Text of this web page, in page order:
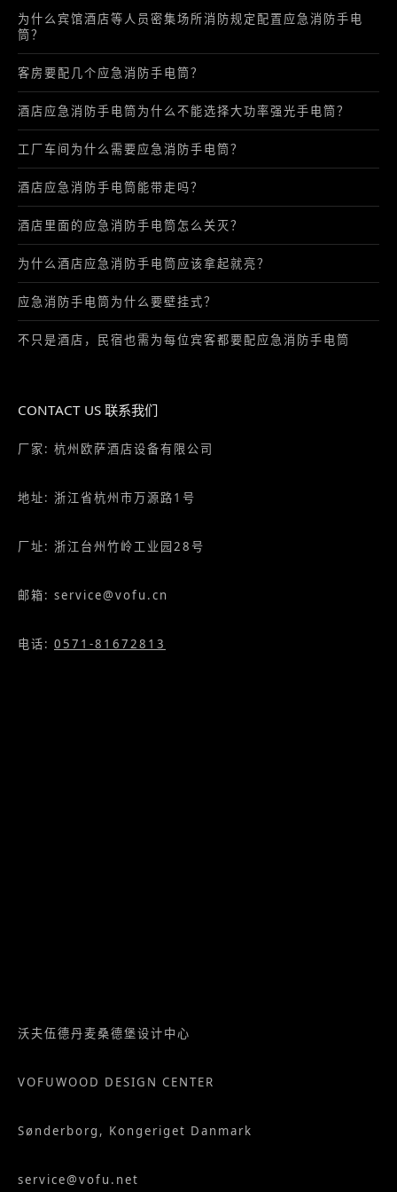
为什么宾馆酒店等人员密集场所消防规定配置应急消防手电
筒？
客房要配几个应急消防手电筒？
酒店应急消防手电筒为什么不能选择大功率强光手电筒？
工厂车间为什么需要应急消防手电筒？
酒店应急消防手电筒能带走吗？
酒店里面的应急消防手电筒怎么关灭？
为什么酒店应急消防手电筒应该拿起就亮？
应急消防手电筒为什么要壁挂式？
不只是酒店，民宿也需为每位宾客都要配应急消防手电筒
CONTACT US 联系我们
厂家: 杭州欧萨酒店设备有限公司
地址: 浙江省杭州市万源路1号
厂址: 浙江台州竹岭工业园28号
邮箱: service@vofu.cn
电话: 0571-81672813
沃夫伍德丹麦桑德堡设计中心
VOFUWOOD DESIGN CENTER
Sønderborg, Kongeriget Danmark
service@vofu.net